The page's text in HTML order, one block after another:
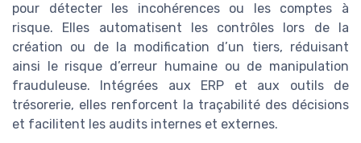
pour détecter les incohérences ou les comptes à
risque. Elles automatisent les contrôles lors de la
création ou de la modification d’un tiers, réduisant
ainsi le risque d’erreur humaine ou de manipulation
frauduleuse. Intégrées aux ERP et aux outils de
trésorerie, elles renforcent la traçabilité des décisions
et facilitent les audits internes et externes.